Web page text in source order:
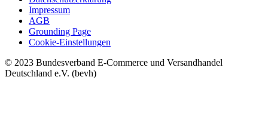
Impressum
AGB
Grounding Page
Cookie-Einstellungen
© 2023 Bundesverband E-Commerce und Versandhandel
Deutschland e.V. (bevh)